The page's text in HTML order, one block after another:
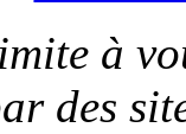
à
des